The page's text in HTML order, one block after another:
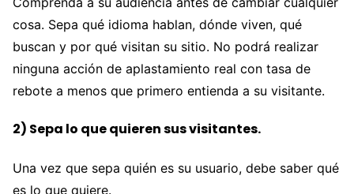
cosa. Sepa qué idioma hablan, dónde viven, qué
buscan y por qué visitan su sitio. No podrá realizar
ninguna acción de aplastamiento real con tasa de
rebote a menos que primero entienda a su visitante.
2) Sepa lo que quieren sus visitantes.
Una vez que sepa quién es su usuario, debe saber qué
es lo que quiere.